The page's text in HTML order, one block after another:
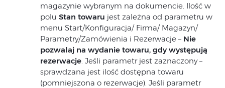
magazynie wybranym na dokumencie. Ilość w
polu Stan towaru jest zależna od parametru w
menu Start/Konfiguracja/ Firma/ Magazyn/
Parametry/Zamówienia i Rezerwacje – Nie
pozwalaj na wydanie towaru, gdy występują
rezerwacje . Jeśli parametr jest zaznaczony –
sprawdzana jest ilość dostępna towaru
(pomniejszona o rezerwacje). Jeśli parametr